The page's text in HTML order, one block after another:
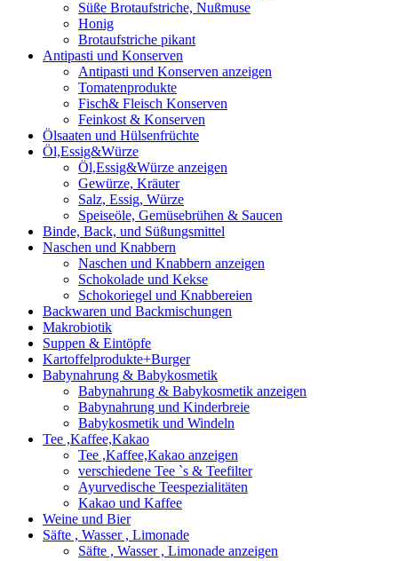
Süße Brotaufstriche, Nußmuse
Honig
Brotaufstriche pikant
Antipasti und Konserven
Antipasti und Konserven anzeigen
Tomatenprodukte
Fisch& Fleisch Konserven
Feinkost & Konserven
Ölsaaten und Hülsenfrüchte
Öl,Essig&Würze
Öl,Essig&Würze anzeigen
Gewürze, Kräuter
Salz, Essig, Würze
Speiseöle, Gemüsebrühen & Saucen
Binde, Back, und Süßungsmittel
Naschen und Knabbern
Naschen und Knabbern anzeigen
Schokolade und Kekse
Schokoriegel und Knabbereien
Backwaren und Backmischungen
Makrobiotik
Suppen & Eintöpfe
Kartoffelprodukte+Burger
Babynahrung & Babykosmetik
Babynahrung & Babykosmetik anzeigen
Babynahrung und Kinderbreie
Babykosmetik und Windeln
Tee ,Kaffee,Kakao
Tee ,Kaffee,Kakao anzeigen
verschiedene Tee `s & Teefilter
Ayurvedische Teespezialitäten
Kakao und Kaffee
Weine und Bier
Säfte , Wasser , Limonade
Säfte , Wasser , Limonade anzeigen